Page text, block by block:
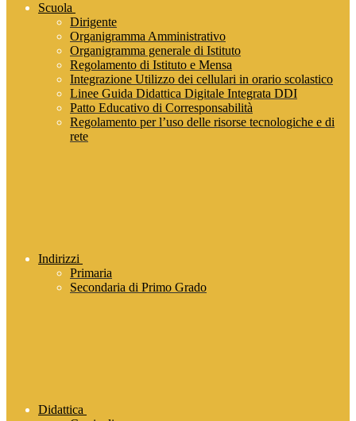
Scuola
Dirigente
Organigramma Amministrativo
Organigramma generale di Istituto
Regolamento di Istituto e Mensa
Integrazione Utilizzo dei cellulari in orario scolastico
Linee Guida Didattica Digitale Integrata DDI
Patto Educativo di Corresponsabilità
Regolamento per l’uso delle risorse tecnologiche e di
rete
Indirizzi
Primaria
Secondaria di Primo Grado
Didattica